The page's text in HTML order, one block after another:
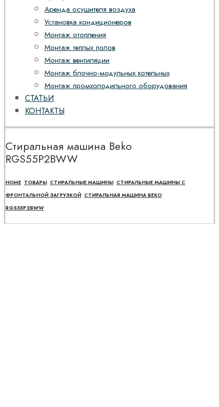
Аренда осушителя воздуха
Установка кондиционеров
Монтаж отопления
Монтаж теплых полов
Монтаж вентиляции
Монтаж блочно-модульных котельных
Монтаж промхолодильного оборудования
СТАТЬИ
КОНТАКТЫ
Стиральная машина Beko
RGS55P2BWW
HOME ТОВАРЫ СТИРАЛЬНЫЕ МАШИНЫ СТИРАЛЬНЫЕ МАШИНЫ С
ФРОНТАЛЬНОЙ ЗАГРУЗКОЙ СТИРАЛЬНАЯ МАШИНА BEKO
RGS55P2BWW